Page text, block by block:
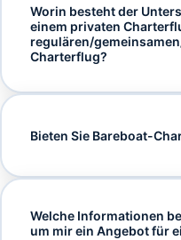
Worin besteht der
einem privaten
regulären/
Charterflug?
Bieten Sie Bareboat-
Welche Informationen
um mir ein Angebot für